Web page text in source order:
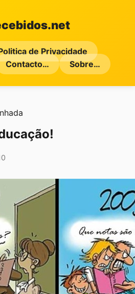
de Privacidade
Contacto… Sobre…